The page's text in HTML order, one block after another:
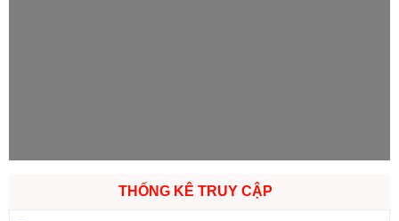
THỐNG KÊ TRUY CẬP